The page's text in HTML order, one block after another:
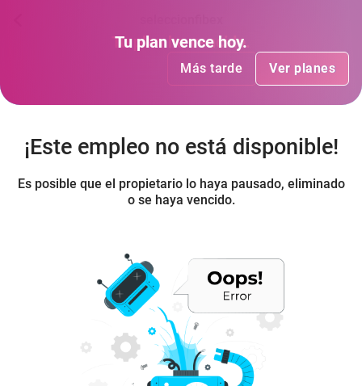
Tu plan ha vencido.
Más tarde Ver planes
Tu plan vence hoy.
Más tarde Ver planes
¡Este empleo no está disponible!
Es posible que el propietario lo haya pausado, eliminado
o se haya vencido.